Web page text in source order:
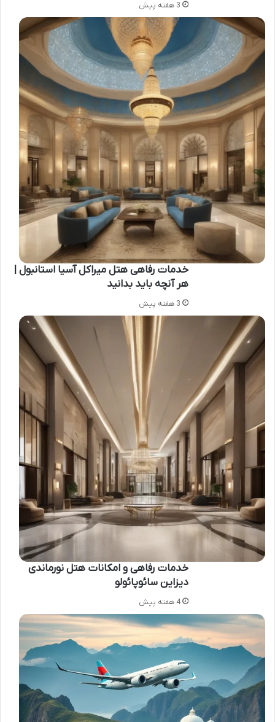
3 هفته پیش
خدمات رفاهی هتل میراکل آسیا استانبول |
هر آنچه باید بدانید
3 هفته پیش
خدمات رفاهی و امکانات هتل نورماندی
دیزاین سائوپائولو
4 هفته پیش